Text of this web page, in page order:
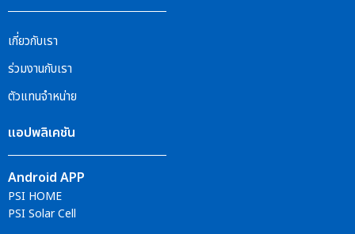
เกี่ยวกับเรา
ร่วมงานกับเรา
ตัวแทนจำหน่าย
แอปพลิเคชัน
Android APP
PSI HOME
PSI Solar Cell